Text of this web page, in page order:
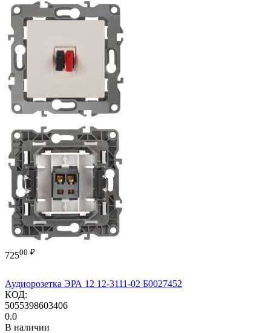
72500 ₽
Аудиорозетка ЭРА 12 12-3111-02 Б0027452
КОД:
5055398603406
0.0
В наличии